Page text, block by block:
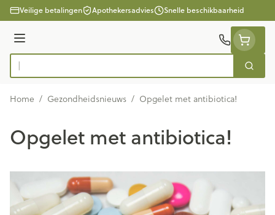
Ga naar de inhoud
Veilige betalingen Apothekersadvies Snelle beschikbaarheid
Menu
Product, merk, categorie... Zoek
Home / Gezondheidsnieuws / Opgelet met antibiotica!
Opgelet met antibiotica!